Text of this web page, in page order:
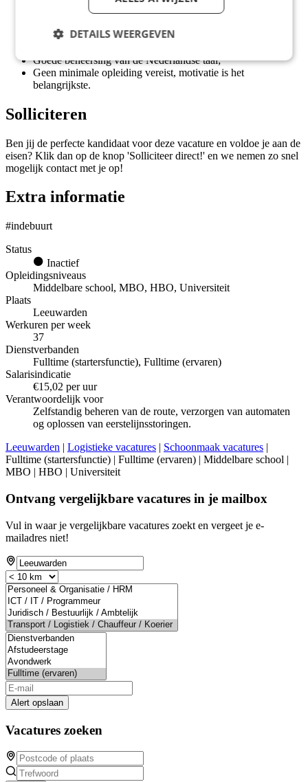
zelfstandig te werken;
Goede beheersing van de Nederlandse taal;
Geen minimale opleiding vereist, motivatie is het
belangrijkste.
Solliciteren
Ben jij de perfecte kandidaat voor deze vacature en voldoe je aan de
eisen? Klik dan op de knop 'Solliciteer direct!' en we nemen zo snel
mogelijk contact met je op!
Extra informatie
#indebuurt
Status
Inactief
Opleidingsniveaus
Middelbare school, MBO, HBO, Universiteit
Plaats
Leeuwarden
Werkuren per week
37
Dienstverbanden
Fulltime (startersfunctie), Fulltime (ervaren)
Salarisindicatie
€15,02 per uur
Verantwoordelijk voor
Zelfstandig beheren van de route, verzorgen van automaten
og oplossen van eerstelijnsstoringen.
Leeuwarden | Logistieke vacatures | Schoonmaak vacatures |
Fulltime (startersfunctie) | Fulltime (ervaren) | Middelbare school |
MBO | HBO | Universiteit
Ontvang vergelijkbare vacatures in je mailbox
Vul in waar je vergelijkbare vacatures zoekt en vergeet je e-
mailadres niet!
Alert opslaan
Vacatures zoeken
DETAILS WEERGEVEN